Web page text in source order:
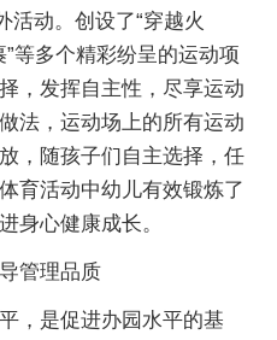
活动。创设了“穿越火
”等多个精彩纷呈的运动项
，发挥自主性，尽享运动
法，运动场上的所有运动
，随孩子们自主选择，任
育活动中幼儿有效锻炼了
身心健康成长。
管理品质
是促进办园水平的基